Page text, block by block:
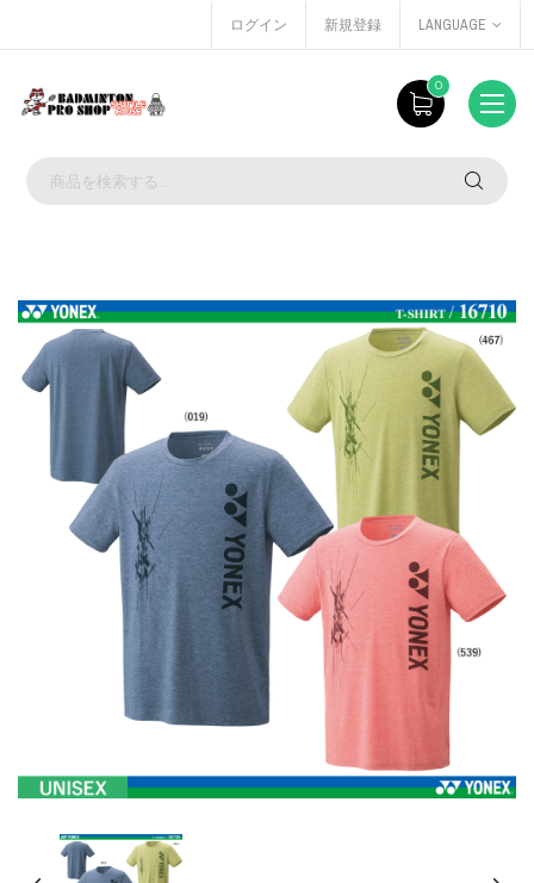
ログイン 新規登録 LANGUAGE
0